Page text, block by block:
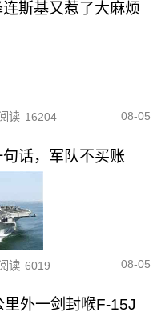
斯基又惹了大麻烦
读 16204 08-05
话，军队不买账
读 6019 08-05
外一剑封喉F-15J